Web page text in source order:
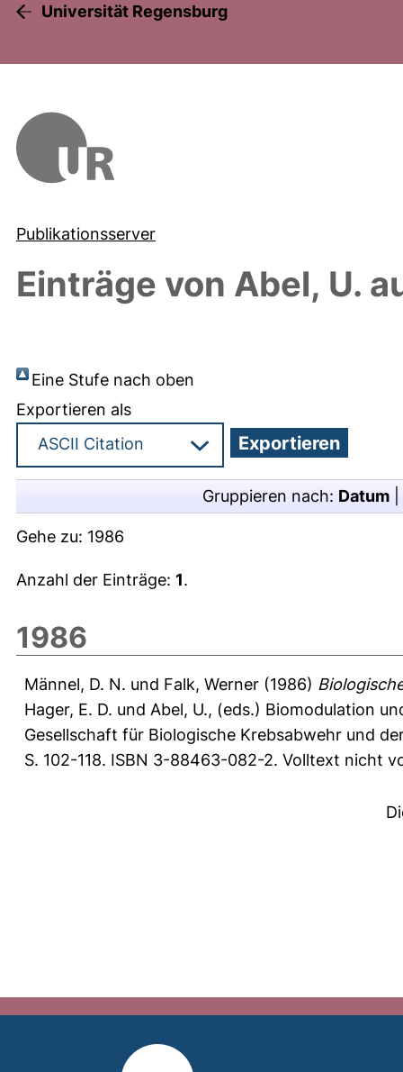
Universität Regensburg
Publikationsserver
Einträge von Abel, U.
Eine Stufe nach oben
Exportieren als
Gruppieren nach: Datum
Gehe zu: 1986
Anzahl der Einträge: 1.
1986
Männel, D. N. und Falk, Werner (1986)
Hager, E. D. und Abel, U., (eds.) Biomodulation
Gesellschaft für Biologische Krebsabwehr und
S. 102-118. ISBN 3-88463-082-2. Volltext nicht